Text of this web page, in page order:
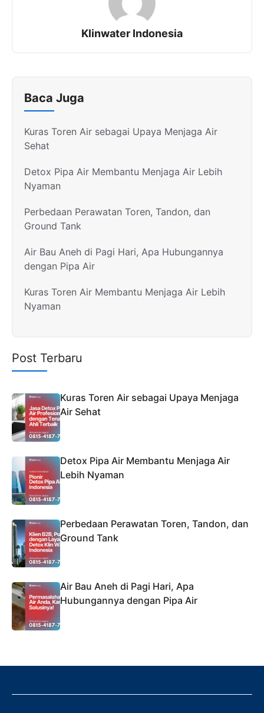
Klinwater Indonesia
Baca Juga
Kuras Toren Air sebagai Upaya Menjaga Air
Sehat
Detox Pipa Air Membantu Menjaga Air Lebih
Nyaman
Perbedaan Perawatan Toren, Tandon, dan
Ground Tank
Air Bau Aneh di Pagi Hari, Apa Hubungannya
dengan Pipa Air
Kuras Toren Air Membantu Menjaga Air Lebih
Nyaman
Post Terbaru
Kuras Toren Air sebagai Upaya Menjaga
Air Sehat
Detox Pipa Air Membantu Menjaga Air
Lebih Nyaman
Perbedaan Perawatan Toren, Tandon, dan
Ground Tank
Air Bau Aneh di Pagi Hari, Apa
Hubungannya dengan Pipa Air